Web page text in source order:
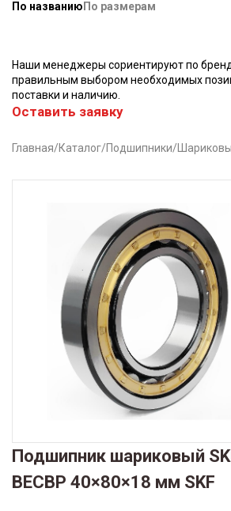
По названию По размерам
Наши менеджеры сориентируют по
правильным выбором необходимых
поставки и наличию.
Оставить заявку
Главная/Каталог/Подшипники/
Подшипник шариковый
BECBP 40×80×18 мм SKF